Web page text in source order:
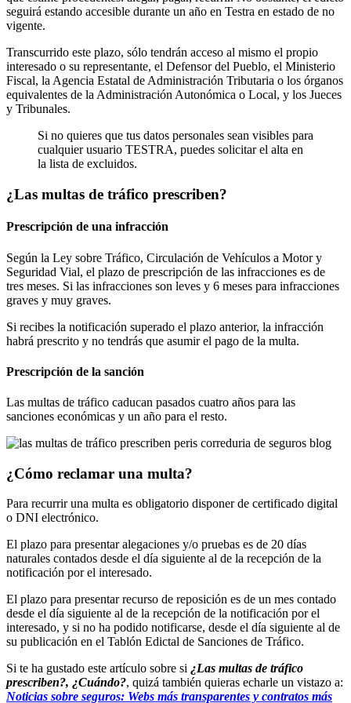
seguirá estando accesible durante un año en Testra en estado de no
vigente.
Transcurrido este plazo, sólo tendrán acceso al mismo el propio
interesado o su representante, el Defensor del Pueblo, el Ministerio
Fiscal, la Agencia Estatal de Administración Tributaria o los órganos
equivalentes de la Administración Autonómica o Local, y los Jueces
y Tribunales.
Si no quieres que tus datos personales sean visibles para
cualquier usuario TESTRA, puedes solicitar el alta en
la lista de excluidos.
¿Las multas de tráfico prescriben?
Prescripción de una infracción
Según la Ley sobre Tráfico, Circulación de Vehículos a Motor y
Seguridad Vial, el plazo de prescripción de las infracciones es de
tres meses. Si las infracciones son leves y 6 meses para infracciones
graves y muy graves.
Si recibes la notificación superado el plazo anterior, la infracción
habrá prescrito y no tendrás que asumir el pago de la multa.
Prescripción de la sanción
Las multas de tráfico caducan pasados cuatro años para las
sanciones económicas y un año para el resto.
¿Cómo reclamar una multa?
Para recurrir una multa es obligatorio disponer de certificado digital
o DNI electrónico.
El plazo para presentar alegaciones y/o pruebas es de 20 días
naturales contados desde el día siguiente al de la recepción de la
notificación por el interesado.
El plazo para presentar recurso de reposición es de un mes contado
desde el día siguiente al de la recepción de la notificación por el
interesado, y si no ha podido notificarse, desde el día siguiente al de
su publicación en el Tablón Edictal de Sanciones de Tráfico.
Si te ha gustado este artículo sobre si ¿Las multas de tráfico
prescriben?, ¿Cuándo?, quizá también quieras echarle un vistazo a:
Noticias sobre seguros: Webs más transparentes y contratos más